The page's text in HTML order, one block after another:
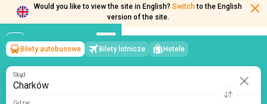
Would you like to view the site in English? Switch to the English
version of the site.
Charków
Bilety autobusowe Bilety lotnicze Hotele
Gdzie
Data wyjazdu